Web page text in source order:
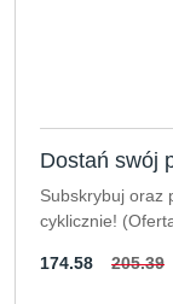
Dostań swój
Subskrybuj oraz
cyklicznie!
174.58 205.39